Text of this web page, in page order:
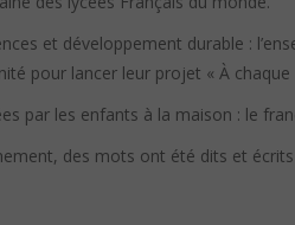
et développement durable :
pour lancer leur projet « À chaque
par les enfants à la maison : le
des mots ont été dits et